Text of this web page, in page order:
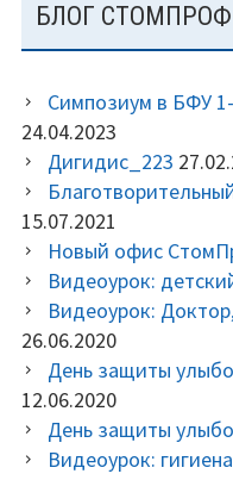
БЛОГ СТОМПРОФ
Симпозиум в БФУ
24.04.2023
Дигидис_223
15.07.2021
Новый офис
Видеоурок:
Видеоурок:
26.06.2020
День защиты
12.06.2020
День защиты
Видеоурок: